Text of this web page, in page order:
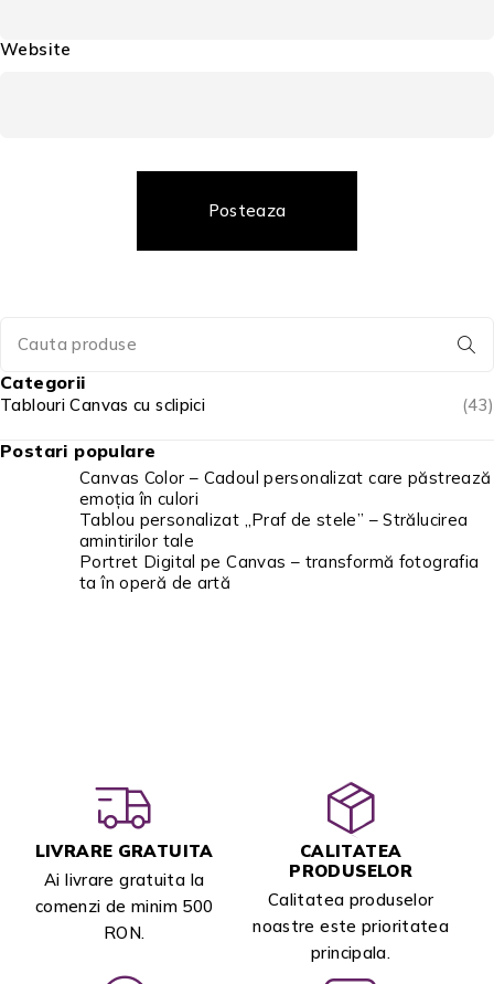
Website
Posteaza
Categorii
Tablouri Canvas cu sclipici (43)
Postari populare
Canvas Color – Cadoul personalizat care păstrează
emoția în culori
Tablou personalizat „Praf de stele” – Strălucirea
amintirilor tale
Portret Digital pe Canvas – transformă fotografia
ta în operă de artă
LIVRARE GRATUITA
Ai livrare gratuita la
comenzi de minim 500
RON.
CALITATEA
PRODUSELOR
Calitatea produselor
noastre este prioritatea
principala.